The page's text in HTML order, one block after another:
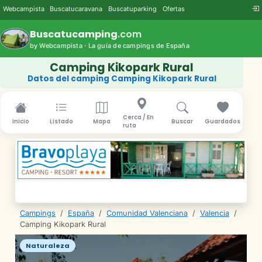
Webcampista Buscatucaravana Buscatuparking Ofertas
Buscatucamping.com
by Webcampista · La guía de campings de España
Camping Kikopark Rural
Datos del camping Camping Kikopark Rural
Inicio Listado Mapa
Cerca / En
ruta
Buscar Guardados
Campings / España / Comunidad Valenciana / Valencia /
Camping Kikopark Rural
Naturaleza